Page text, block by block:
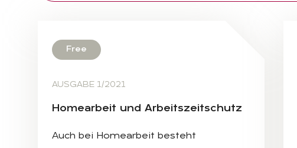
Free
AUSGABE 1/2021
Ho­me­ar­beit und Ar­beits­zeit­schutz
Auch bei Homearbeit besteht